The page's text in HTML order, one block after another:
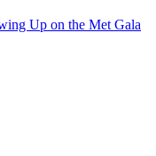
Up on the Met Gala